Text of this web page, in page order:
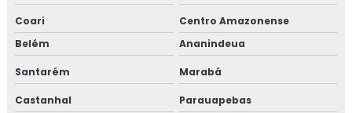
Coari
Centro Amazonense
Belém
Ananindeua
Santarém Marabá
Castanhal Parauapebas